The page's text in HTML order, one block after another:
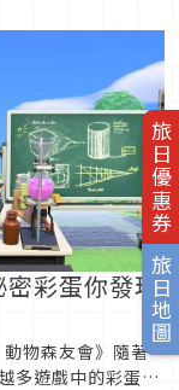
旅日優惠券
旅日地圖
密彩蛋你發現
物森友會》隨著
多遊戲中的彩蛋。